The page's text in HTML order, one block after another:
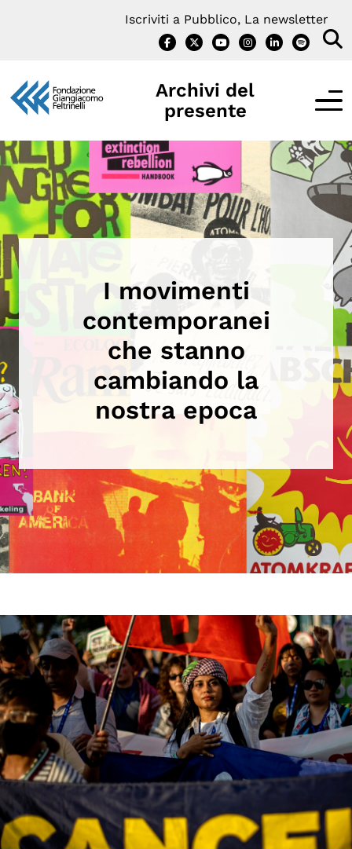
Iscriviti a Pubblico, La newsletter
Archivi del
presente
IL PROGETTO
Cos’è Archivi del presente?
Notizie e Iniziative
Contatti
I MOVIMENTI
Extinction Rebellion
LE FONTI
Documentazione
Web Archive
I movimenti
contemporanei
che stanno
cambiando la
nostra epoca